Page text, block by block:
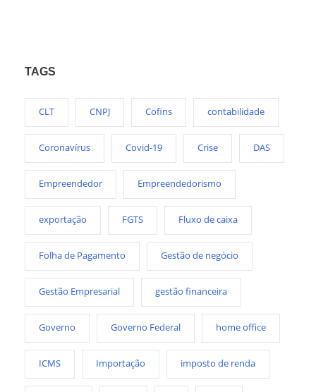
TAGS
CLT CNPJ Cofins contabilidade
Coronavírus Covid-19 Crise DAS
Empreendedor Empreendedorismo
exportação FGTS Fluxo de caixa
Folha de Pagamento Gestão de negócio
Gestão Empresarial gestão financeira
Governo Governo Federal home office
ICMS Importação imposto de renda